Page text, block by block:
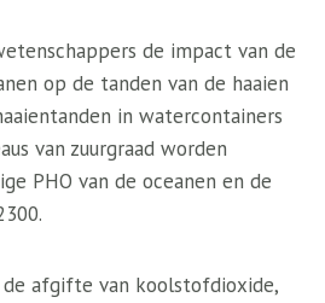
de impact van de
op de tanden van de haaien
in watercontainers
van zuurgraad worden
PHO van de oceanen en de
afgifte van koolstofdioxide,